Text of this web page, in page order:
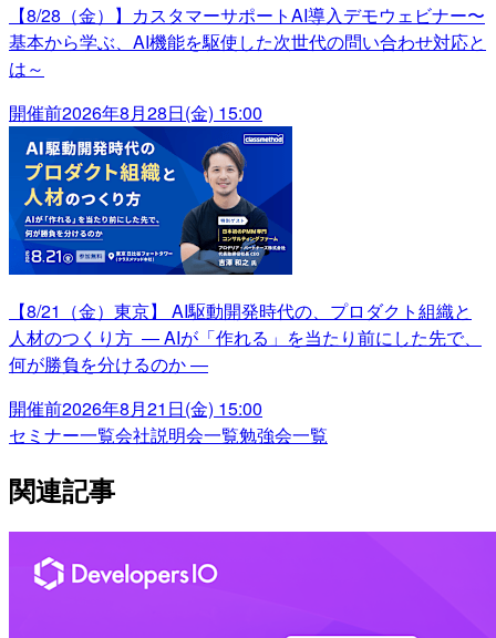
【8/28（金）】カスタマーサポートAI導入デモウェビナー〜
基本から学ぶ、AI機能を駆使した次世代の問い合わせ対応と
は～
開催前2026年8月28日(金) 15:00
【8/21（金）東京】 AI駆動開発時代の、プロダクト組織と
人材のつくり方 ― AIが「作れる」を当たり前にした先で、
何が勝負を分けるのか ―
開催前2026年8月21日(金) 15:00
セミナー一覧会社説明会一覧勉強会一覧
関連記事